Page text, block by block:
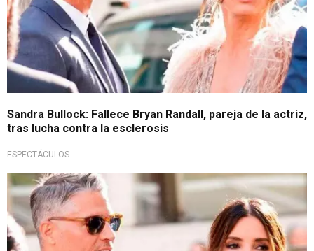
Sandra Bullock: Fallece Bryan Randall, pareja de la actriz,
tras lucha contra la esclerosis
ESPECTÁCULOS
Lamentable